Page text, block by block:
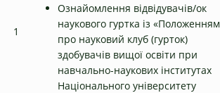
1
Ознайомлення відвідувачів/ок
наукового гуртка із «Положенням
про науковий клуб (гурток)
здобувачів вищої освіти при
навчально-наукових інститутах
Національного університету